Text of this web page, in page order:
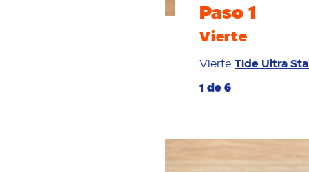
Paso 1
Vierte
Vierte Tide Ultra
1 de 6